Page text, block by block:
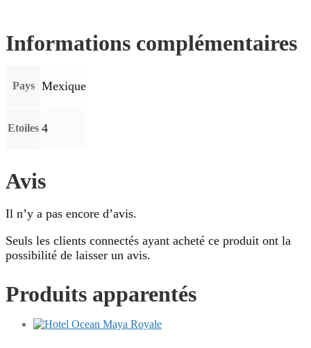
Informations complémentaires
Pays Mexique
Etoiles 4
Avis
Il n’y a pas encore d’avis.
Seuls les clients connectés ayant acheté ce produit ont la
possibilité de laisser un avis.
Produits apparentés